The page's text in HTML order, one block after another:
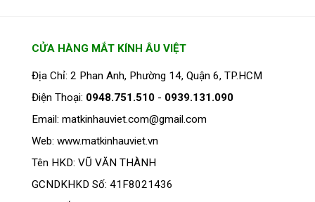
CỬA HÀNG MẮT KÍNH ÂU VIỆT
Địa Chỉ: 2 Phan Anh, Phường 14, Quận 6, TP.HCM
Điện Thoại: 0948.751.510 - 0939.131.090
Email: matkinhauviet.com@gmail.com
Web: www.matkinhauviet.vn
Tên HKD: VŨ VĂN THÀNH
GCNDKHKD Số: 41F8021436